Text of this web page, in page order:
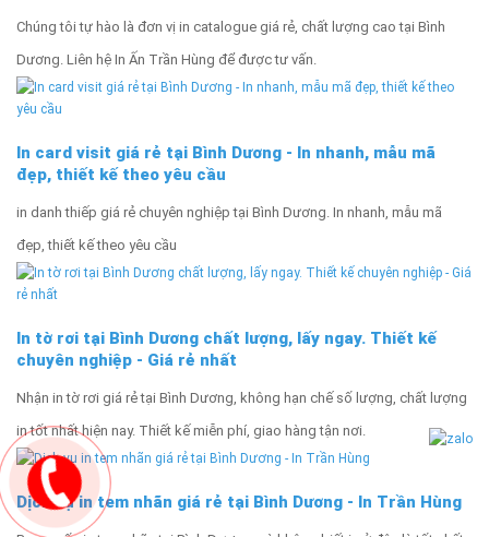
Chúng tôi tự hào là đơn vị in catalogue giá rẻ, chất lượng cao tại Bình
Dương. Liên hệ In Ấn Trần Hùng để được tư vấn.
In card visit giá rẻ tại Bình Dương - In nhanh, mẫu mã
đẹp, thiết kế theo yêu cầu
in danh thiếp giá rẻ chuyên nghiệp tại Bình Dương. In nhanh, mẫu mã
đẹp, thiết kế theo yêu cầu
In tờ rơi tại Bình Dương chất lượng, lấy ngay. Thiết kế
chuyên nghiệp - Giá rẻ nhất
Nhận in tờ rơi giá rẻ tại Bình Dương, không hạn chế số lượng, chất lượng
in tốt nhất hiện nay. Thiết kế miễn phí, giao hàng tận nơi.
Dịch vụ in tem nhãn giá rẻ tại Bình Dương - In Trần Hùng